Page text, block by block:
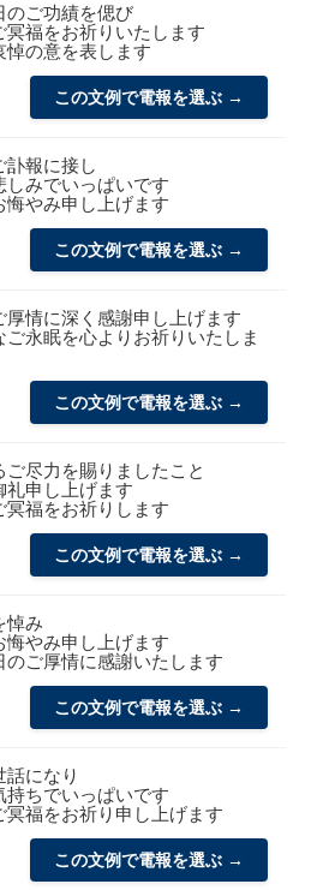
のご功績を偲び
冥福をお祈りいたします
悼の意を表します
この文例で電報を選ぶ →
訃報に接し
しみでいっぱいです
悔やみ申し上げます
この文例で電報を選ぶ →
厚情に深く感謝申し上げます
ご永眠を心よりお祈りいたしま
この文例で電報を選ぶ →
ご尽力を賜りましたこと
礼申し上げます
冥福をお祈りします
この文例で電報を選ぶ →
悼み
悔やみ申し上げます
のご厚情に感謝いたします
この文例で電報を選ぶ →
話になり
持ちでいっぱいです
冥福をお祈り申し上げます
この文例で電報を選ぶ →